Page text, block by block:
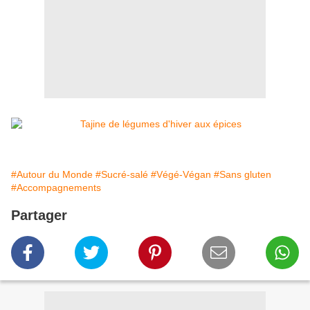
#Autour du Monde #Sucré-salé #Végé-Végan #Sans gluten
#Accompagnements
Partager